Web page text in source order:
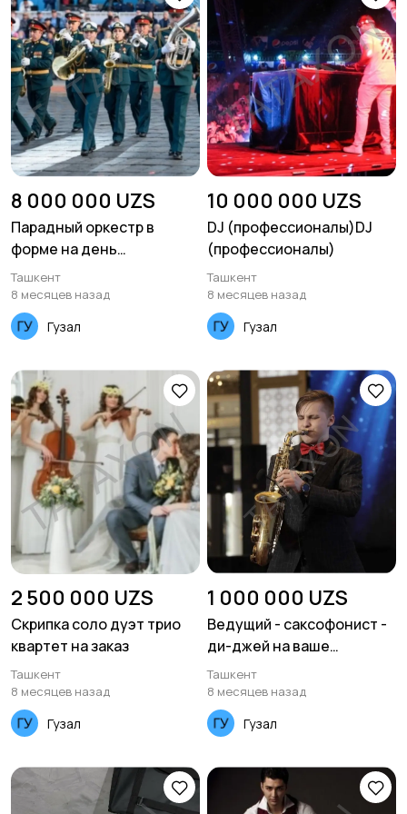
8 000 000 UZS
Парадный оркестр в
форме на день
независимости и на
любой праздник
Ташкент
8 месяцев назад
Гузал
10 000 000 UZS
DJ (профессионалы)DJ
(профессионалы)
Ташкент
8 месяцев назад
Гузал
2 500 000 UZS
Скрипка соло дуэт трио
квартет на заказ
Ташкент
8 месяцев назад
Гузал
1 000 000 UZS
Ведущий - саксофонист -
ди-джей на ваше
мероприятие
Ташкент
8 месяцев назад
Гузал